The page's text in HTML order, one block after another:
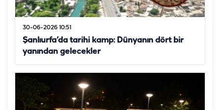
30-06-2026 10:51
Şanlıurfa’da tarihi kamp: Dünyanın dört bir
yanından gelecekler